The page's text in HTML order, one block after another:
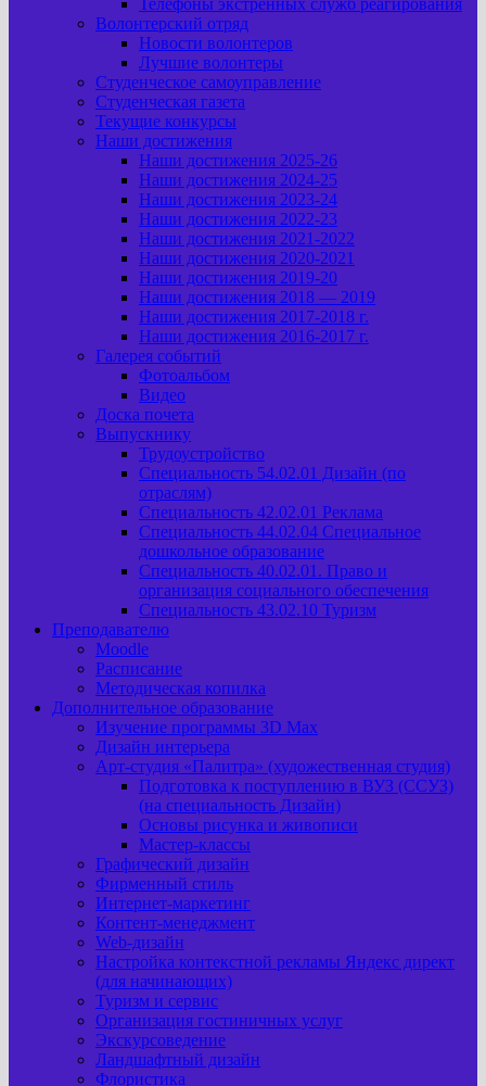
Телефоны экстренных служб реагирования
Волонтерский отряд
Новости волонтеров
Лучшие волонтеры
Студенческое самоуправление
Студенческая газета
Текущие конкурсы
Наши достижения
Наши достижения 2025-26
Наши достижения 2024-25
Наши достижения 2023-24
Наши достижения 2022-23
Наши достижения 2021-2022
Наши достижения 2020-2021
Наши достижения 2019-20
Наши достижения 2018 — 2019
Наши достижения 2017-2018 г.
Наши достижения 2016-2017 г.
Галерея событий
Фотоальбом
Видео
Доска почета
Выпускнику
Трудоустройство
Специальность 54.02.01 Дизайн (по
отраслям)
Специальность 42.02.01 Реклама
Специальность 44.02.04 Специальное
дошкольное образование
Специальность 40.02.01. Право и
организация социального обеспечения
Специальность 43.02.10 Туризм
Преподавателю
Moodle
Расписание
Методическая копилка
Дополнительное образование
Изучение программы 3D Max
Дизайн интерьера
Арт-cтудия «Палитра» (художественная студия)
Подготовка к поступлению в ВУЗ (ССУЗ)
(на специальность Дизайн)
Основы рисунка и живописи
Мастер-классы
Графический дизайн
Фирменный стиль
Интернет-маркетинг
Контент-менеджмент
Web-дизайн
Настройка контекстной рекламы Яндекс директ
(для начинающих)
Туризм и сервис
Организация гостиничных услуг
Экскурсоведение
Ландшафтный дизайн
Флористика